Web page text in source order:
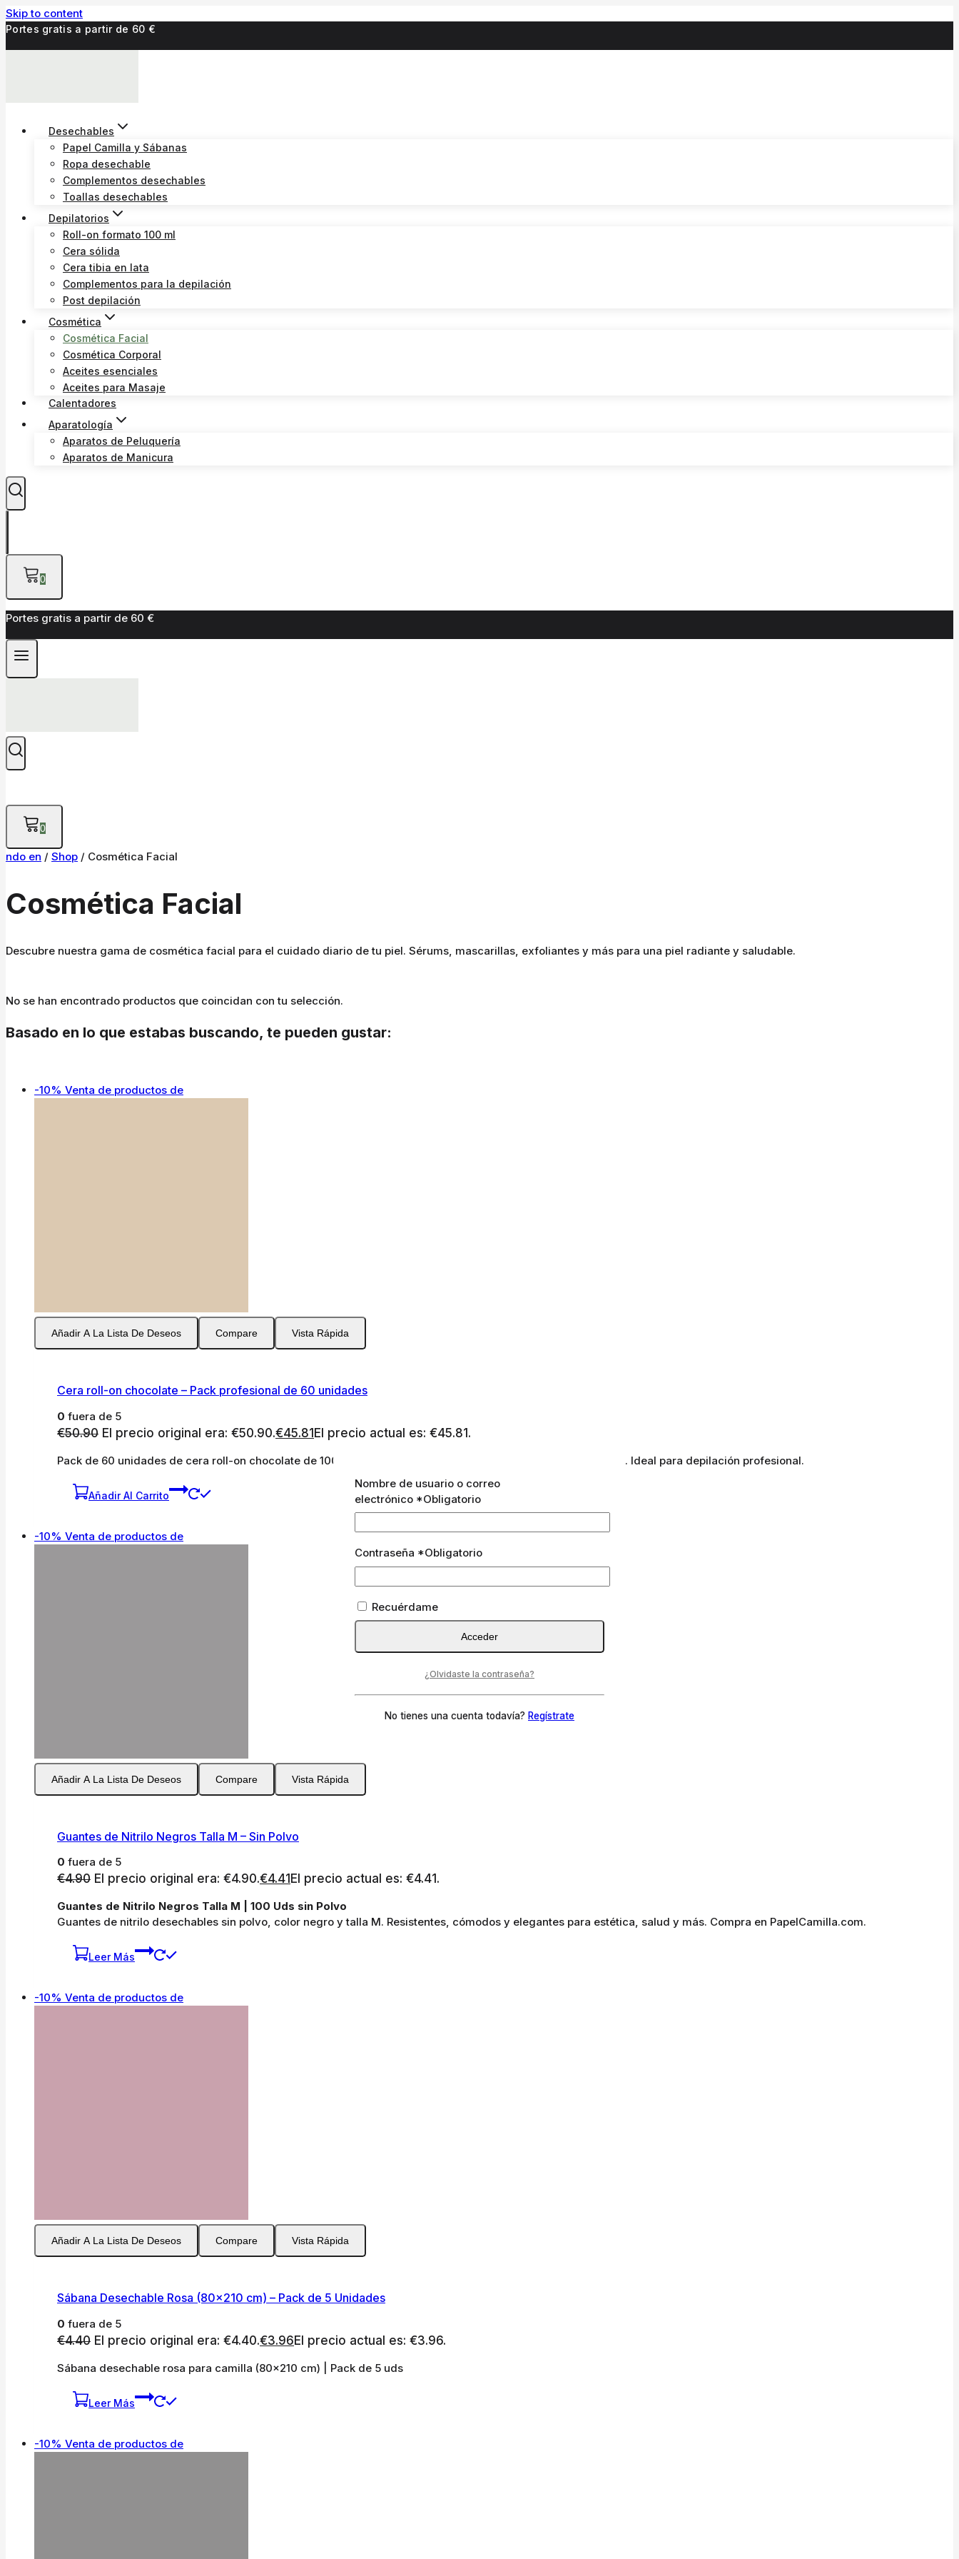
Skip to content
Portes gratis a partir de 60 €
Desechables
Papel Camilla y Sábanas
Ropa desechable
Complementos desechables
Toallas desechables
Depilatorios
Roll-on formato 100 ml
Cera sólida
Cera tibia en lata
Complementos para la depilación
Post depilación
Cosmética
Cosmética Facial
Cosmética Corporal
Aceites esenciales
Aceites para Masaje
Calentadores
Aparatología
Aparatos de Peluquería
Aparatos de Manicura
0
Portes gratis a partir de 60 €
0
ndo en / Shop / Cosmética Facial
Cosmética Facial
Descubre nuestra gama de cosmética facial para el cuidado diario de tu piel. Sérums, mascarillas, exfoliantes y más para una piel radiante y saludable.
No se han encontrado productos que coincidan con tu selección.
Basado en lo que estabas buscando, te pueden gustar:
-10% Venta de productos de
Añadir A La Lista De Deseos Compare Vista Rápida
Cera roll-on chocolate – Pack profesional de 60 unidades
0 fuera de 5
€50.90 El precio original era: €50.90.€45.81El precio actual es: €45.81.
Pack de 60 unidades de cera roll-on chocolate de 100 ml. Textura cremosa, efecto hidratante y aroma cálido. Ideal para depilación profesional.
Añadir Al Carrito
-10% Venta de productos de
Añadir A La Lista De Deseos Compare Vista Rápida
Guantes de Nitrilo Negros Talla M – Sin Polvo
0 fuera de 5
€4.90 El precio original era: €4.90.€4.41 El precio actual es: €4.41.
Guantes de Nitrilo Negros Talla M | 100 Uds sin Polvo
Guantes de nitrilo desechables sin polvo, color negro y talla M. Resistentes, cómodos y elegantes para estética, salud y más. Compra en PapelCamilla.com.
Leer Más
-10% Venta de productos de
Añadir A La Lista De Deseos Compare Vista Rápida
Sábana Desechable Rosa (80×210 cm) – Pack de 5 Unidades
0 fuera de 5
€4.40 El precio original era: €4.40.€3.96El precio actual es: €3.96.
Sábana desechable rosa para camilla (80×210 cm) | Pack de 5 uds
Leer Más
-10% Venta de productos de
Nombre de usuario o correo
electrónico *Obligatorio
Contraseña *Obligatorio
Recuérdame
Acceder
¿Olvidaste la contraseña?
No tienes una cuenta todavía? Regístrate